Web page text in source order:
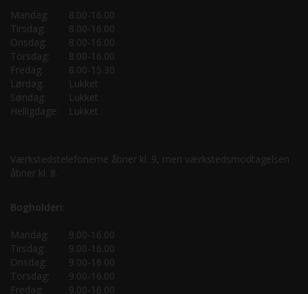
Mandag:
8.00-16.00
Tirsdag:
8.00-16.00
Onsdag:
8.00-16.00
Torsdag:
8.00-16.00
Fredag:
8.00-15.30
Lørdag:
Lukket
Søndag:
Lukket
Helligdage:
Lukket
Værkstedstelefonerne åbner kl. 9, men værkstedsmodtagelsen
åbner kl. 8.
Bogholderi:
Mandag:
9.00-16.00
Tirsdag:
9.00-16.00
Onsdag:
9.00-16.00
Torsdag:
9.00-16.00
Fredag:
9.00-16.00